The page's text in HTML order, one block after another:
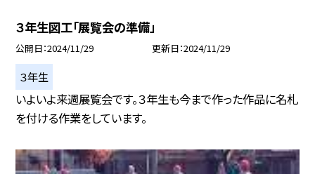
３年生図工「展覧会の準備」
公開日 2024/11/29 更新日 2024/11/29
３年生
いよいよ来週展覧会です。３年生も今まで作った作品に名札
を付ける作業をしています。